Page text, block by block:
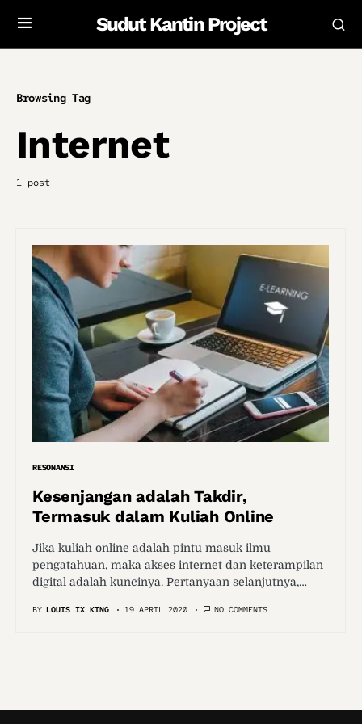
Sudut Kantin Project
Browsing Tag
Internet
1 post
RESONANSI
Kesenjangan adalah Takdir,
Termasuk dalam Kuliah Online
Jika kuliah online adalah pintu masuk ilmu
pengatahuan, maka akses internet dan keterampilan
digital adalah kuncinya. Pertanyaan selanjutnya,…
BY LOUIS IX KING 19 APRIL 2020 NO COMMENTS